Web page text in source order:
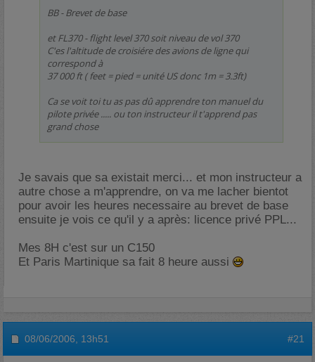
BB - Brevet de base
et FL370 - flight level 370 soit niveau de vol 370
C'es l'altitude de croisiére des avions de ligne qui
correspond à
37 000 ft ( feet = pied = unité US donc 1m = 3.3ft)
Ca se voit toi tu as pas dû apprendre ton manuel du
pilote privée ..... ou ton instructeur il t'apprend pas
grand chose
Je savais que sa existait merci... et mon instructeur a
autre chose a m'apprendre, on va me lacher bientot
pour avoir les heures necessaire au brevet de base
ensuite je vois ce qu'il y a après: licence privé PPL...
Mes 8H c'est sur un C150
Et Paris Martinique sa fait 8 heure aussi
08/06/2006, 13h51 #21